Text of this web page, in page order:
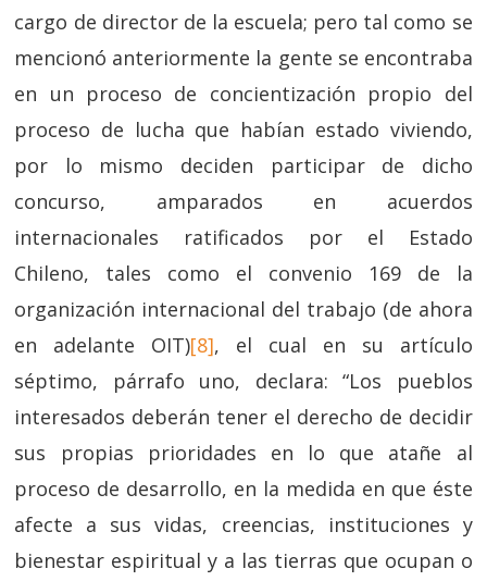
cargo de director de la escuela; pero tal como se
mencionó anteriormente la gente se encontraba
en un proceso de concientización propio del
proceso de lucha que habían estado viviendo,
por lo mismo deciden participar de dicho
concurso, amparados en acuerdos
internacionales ratificados por el Estado
Chileno, tales como el convenio 169 de la
organización internacional del trabajo (de ahora
en adelante OIT)[8], el cual en su artículo
séptimo, párrafo uno, declara: “Los pueblos
interesados deberán tener el derecho de decidir
sus propias prioridades en lo que atañe al
proceso de desarrollo, en la medida en que éste
afecte a sus vidas, creencias, instituciones y
bienestar espiritual y a las tierras que ocupan o